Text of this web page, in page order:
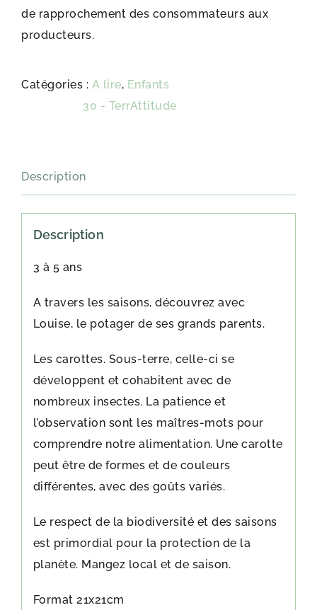
de rapprochement des consommateurs aux
producteurs.
Catégories : A lire, Enfants
30 - TerrAttitude
Description
Description
3 à 5 ans
A travers les saisons, découvrez avec
Louise, le potager de ses grands parents.
Les carottes. Sous-terre, celle-ci se
développent et cohabitent avec de
nombreux insectes. La patience et
l’observation sont les maîtres-mots pour
comprendre notre alimentation. Une carotte
peut être de formes et de couleurs
différentes, avec des goûts variés.
Le respect de la biodiversité et des saisons
est primordial pour la protection de la
planète. Mangez local et de saison.
Format 21x21cm